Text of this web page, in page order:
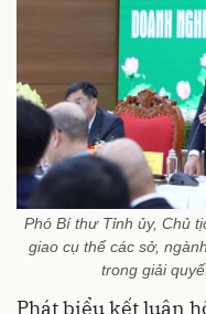
Phó Bí thư Tỉnh ủy, Chủ
giao cụ thể các sở,
trong giải
Phát biểu kết luận